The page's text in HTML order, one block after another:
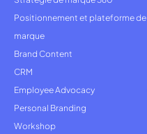
Positionnement et plateforme de
marque
Brand Content
CRM
Employee Advocacy
Personal Branding
Workshop